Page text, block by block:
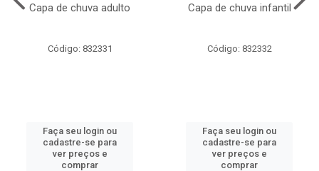
Capa de chuva adulto
Código: 832331
Faça seu login ou
cadastre-se para
ver preços e
comprar
Capa de chuva infantil
Código: 832332
Faça seu login ou
cadastre-se para
ver preços e
comprar